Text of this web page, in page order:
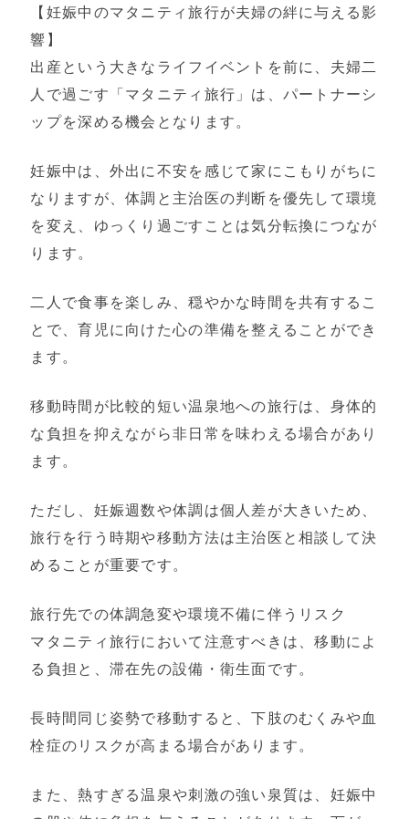
【妊娠中のマタニティ旅行が夫婦の絆に与える影
響】
出産という大きなライフイベントを前に、夫婦二
人で過ごす「マタニティ旅行」は、パートナーシ
ップを深める機会となります。
妊娠中は、外出に不安を感じて家にこもりがちに
なりますが、体調と主治医の判断を優先して環境
を変え、ゆっくり過ごすことは気分転換につなが
ります。
二人で食事を楽しみ、穏やかな時間を共有するこ
とで、育児に向けた心の準備を整えることができ
ます。
移動時間が比較的短い温泉地への旅行は、身体的
な負担を抑えながら非日常を味わえる場合があり
ます。
ただし、妊娠週数や体調は個人差が大きいため、
旅行を行う時期や移動方法は主治医と相談して決
めることが重要です。
旅行先での体調急変や環境不備に伴うリスク
マタニティ旅行において注意すべきは、移動によ
る負担と、滞在先の設備・衛生面です。
長時間同じ姿勢で移動すると、下肢のむくみや血
栓症のリスクが高まる場合があります。
また、熱すぎる温泉や刺激の強い泉質は、妊娠中